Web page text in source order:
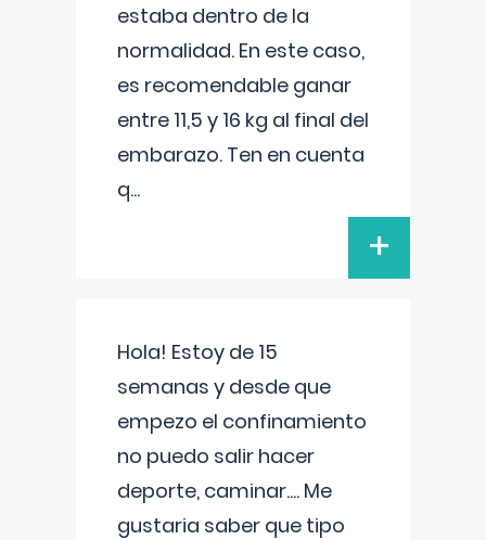
estaba dentro de la
normalidad. En este caso,
es recomendable ganar
entre 11,5 y 16 kg al final del
embarazo. Ten en cuenta
q...
+
Hola! Estoy de 15
semanas y desde que
empezo el confinamiento
no puedo salir hacer
deporte, caminar.... Me
gustaria saber que tipo